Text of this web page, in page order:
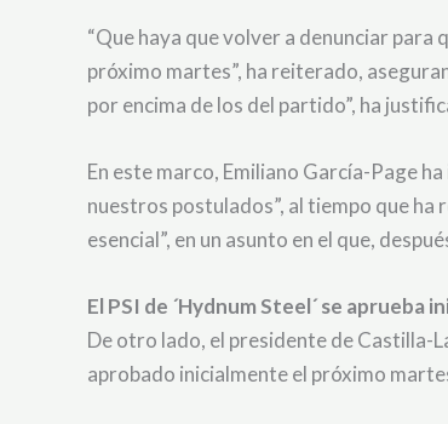
“Que haya que volver a denunciar para
próximo martes”, ha reiterado,
por encima de los del partido”, ha
En este marco, Emiliano García-Page
nuestros postulados”, al tiempo que
esencial”, en un asunto en el que,
El PSI de ´Hydnum Steel´ se aprueba
De otro lado, el presidente de Castilla-
aprobado inicialmente el próximo